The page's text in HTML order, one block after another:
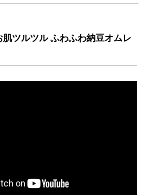
ツルツル ふわふわ納豆オムレ